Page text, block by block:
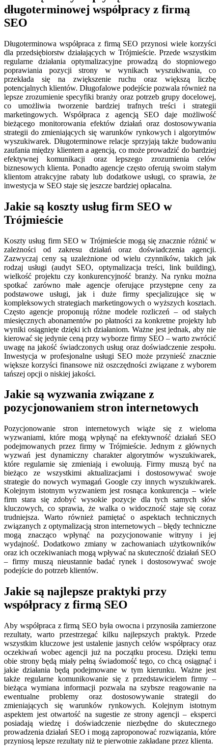
długoterminowej współpracy z firmą
SEO
Długoterminowa współpraca z firmą SEO przynosi wiele korzyści
dla przedsiębiorstw działających w Trójmieście. Przede wszystkim
regularne działania optymalizacyjne prowadzą do stopniowego
poprawiania pozycji strony w wynikach wyszukiwania, co
przekłada się na zwiększenie ruchu oraz większą liczbę
potencjalnych klientów. Długofalowe podejście pozwala również na
lepsze zrozumienie specyfiki branży oraz potrzeb grupy docelowej,
co umożliwia tworzenie bardziej trafnych treści i strategii
marketingowych. Współpraca z agencją SEO daje możliwość
bieżącego monitorowania efektów działań oraz dostosowywania
strategii do zmieniających się warunków rynkowych i algorytmów
wyszukiwarek. Długoterminowe relacje sprzyjają także budowaniu
zaufania między klientem a agencją, co może prowadzić do bardziej
efektywnej komunikacji oraz lepszego zrozumienia celów
biznesowych klienta. Ponadto agencje często oferują swoim stałym
klientom atrakcyjne rabaty lub dodatkowe usługi, co sprawia, że
inwestycja w SEO staje się jeszcze bardziej opłacalna.
Jakie są koszty usług firm SEO w
Trójmieście
Koszty usług firm SEO w Trójmieście mogą się znacznie różnić w
zależności od zakresu działań oraz doświadczenia agencji.
Zazwyczaj ceny są uzależnione od wielu czynników, takich jak
rodzaj usługi (audyt SEO, optymalizacja treści, link building),
wielkość projektu czy konkurencyjność branży. Na rynku można
spotkać zarówno małe agencje oferujące przystępne ceny za
podstawowe usługi, jak i duże firmy specjalizujące się w
kompleksowych strategiach marketingowych o wyższych kosztach.
Często agencje proponują różne modele rozliczeń – od stałych
miesięcznych abonamentów po płatności za konkretne projekty lub
wyniki osiągnięte dzięki ich działaniom. Ważne jest jednak, aby nie
kierować się jedynie ceną przy wyborze firmy SEO – warto zwrócić
uwagę na jakość świadczonych usług oraz doświadczenie zespołu.
Inwestycja w profesjonalne usługi SEO może przynieść znacznie
większe korzyści finansowe niż oszczędności związane z wyborem
tańszej opcji o niskiej jakości.
Jakie są wyzwania związane z
pozycjonowaniem stron internetowych
Pozycjonowanie stron internetowych wiąże się z wieloma
wyzwaniami, które mogą wpłynąć na efektywność działań SEO
podejmowanych przez firmy w Trójmieście. Jednym z głównych
wyzwań jest dynamiczny charakter algorytmów wyszukiwarek,
które regularnie się zmieniają i ewoluują. Firmy muszą być na
bieżąco ze wszystkimi aktualizacjami i dostosowywać swoje
strategie do nowych wymagań Google czy innych wyszukiwarek.
Kolejnym istotnym wyzwaniem jest rosnąca konkurencja – wiele
firm stara się zdobyć wysokie pozycje dla tych samych słów
kluczowych, co sprawia, że walka o widoczność staje się coraz
trudniejsza. Warto również pamiętać o aspektach technicznych
związanych z optymalizacją stron internetowych – błędy techniczne
mogą znacząco wpłynąć na pozycjonowanie witryny i jej
wydajność. Dodatkowo zmiany w zachowaniach użytkowników
oraz ich oczekiwaniach mogą wpływać na skuteczność działań SEO
– firmy muszą nieustannie badać rynek i dostosowywać swoje
podejście do potrzeb klientów.
Jakie są najlepsze praktyki przy
współpracy z firmą SEO
Aby współpraca z firmą SEO była owocna i przynosiła zamierzone
rezultaty, warto przestrzegać kilku najlepszych praktyk. Przede
wszystkim kluczowe jest ustalenie jasnych celów współpracy oraz
oczekiwań wobec agencji już na początku procesu. Dzięki temu
obie strony będą miały pełną świadomość tego, co chcą osiągnąć i
jakie działania będą podejmowane w tym kierunku. Ważne jest
także regularne komunikowanie się z przedstawicielem firmy –
bieżąca wymiana informacji pozwala na szybsze reagowanie na
ewentualne problemy oraz dostosowywanie strategii do
zmieniających się warunków rynkowych. Kolejnym istotnym
aspektem jest otwartość na sugestie ze strony agencji – eksperci
posiadają wiedzę i doświadczenie niezbędne do skutecznego
prowadzenia działań SEO i mogą zaproponować rozwiązania, które
przyniosą lepsze rezultaty niż te pierwotnie zakładane przez klienta.